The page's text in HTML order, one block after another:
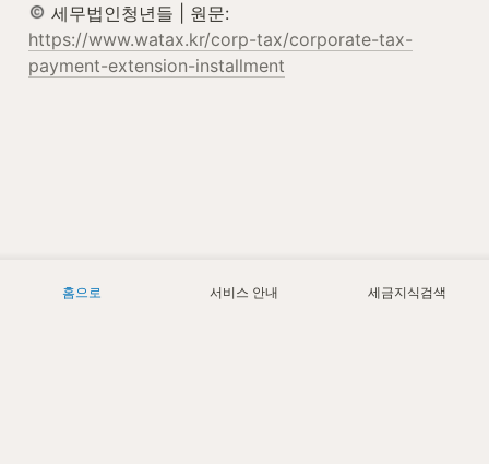
https://www.watax.kr/corp-tax/corporate-tax-
payment-extension-installment
홈으로 서비스 안내 세금지식검색